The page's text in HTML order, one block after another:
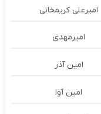
امیرعلی کریمخانی
امیرمهدی
امین آذر
امین آوا